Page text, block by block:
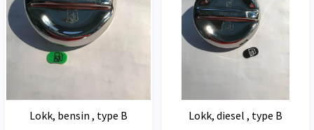
Lokk, bensin , type B Lokk, diesel , type B